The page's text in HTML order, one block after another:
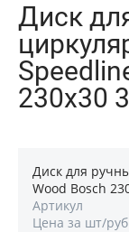
Диск
230х30
Диск для
Wood Bosch
Артикул
Цена за шт/руб